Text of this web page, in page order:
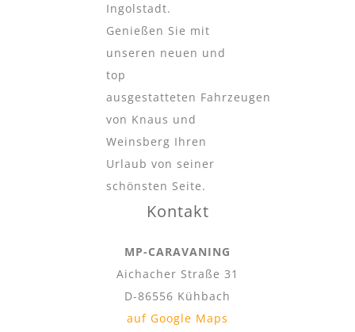
Ingolstadt.
Genießen Sie mit
unseren neuen und
top
ausgestatteten Fahrzeugen
von Knaus und
Weinsberg Ihren
Urlaub von seiner
schönsten Seite.
Kontakt
MP-CARAVANING
Aichacher Straße 31
D-86556 Kühbach
auf Google Maps